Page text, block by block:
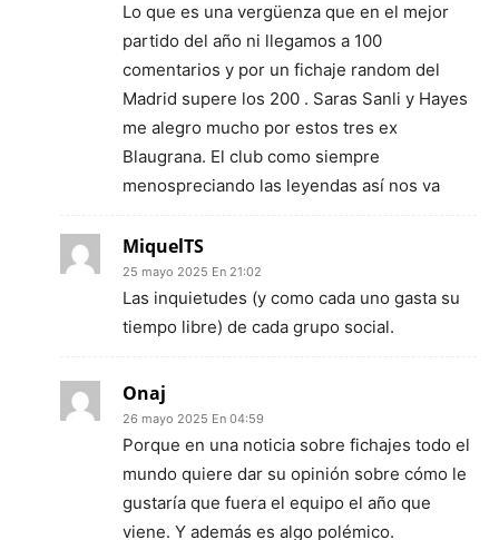
Lo que es una vergüenza que en el mejor
partido del año ni llegamos a 100
comentarios y por un fichaje random del
Madrid supere los 200 . Saras Sanli y Hayes
me alegro mucho por estos tres ex
Blaugrana. El club como siempre
menospreciando las leyendas así nos va
MiquelTS
25 mayo 2025 En 21:02
Las inquietudes (y como cada uno gasta su
tiempo libre) de cada grupo social.
Onaj
26 mayo 2025 En 04:59
Porque en una noticia sobre fichajes todo el
mundo quiere dar su opinión sobre cómo le
gustaría que fuera el equipo el año que
viene. Y además es algo polémico.